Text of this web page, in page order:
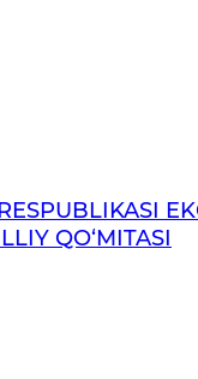
QO‘MITASI